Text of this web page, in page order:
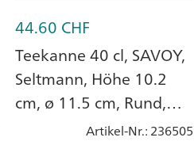
44.60 CHF
Teekanne 40 cl, SAVOY,
Seltmann, Höhe 10.2
cm, ø 11.5 cm, Rund,
Uni Weiss, Porzellan
Artikel-Nr.: 236505